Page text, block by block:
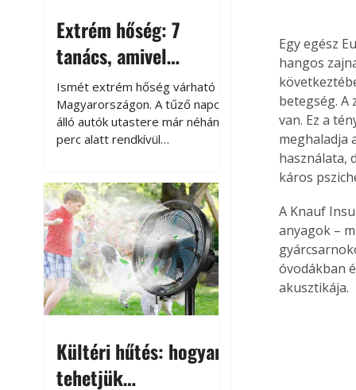
Extrém hőség: 7
tanács, amivel
megóvhatjuk
autónkat a nyári
károktól
Ismét extrém hőség várható
Magyarországon. A tűző napon
álló autók utastere már néhány
perc alatt rendkívül
megközelítheti. Ez nemcsak a
beszállást teszi kellemetlenné,
hanem az autó állapotára és a
benne hagyott tárgyakra is
káros hatással lehet. Néhány
egyszerű óvintézkedéssel
azonban jelentősen
csökkenthetjük a hőség káros
Kültéri hűtés: hogyan
tehetjük
Egy egész
hangos
betegség. A
van. Ez a
meghaladja
használata,
káros
A Knauf
anyagok –
óvodákban
akusztikája.